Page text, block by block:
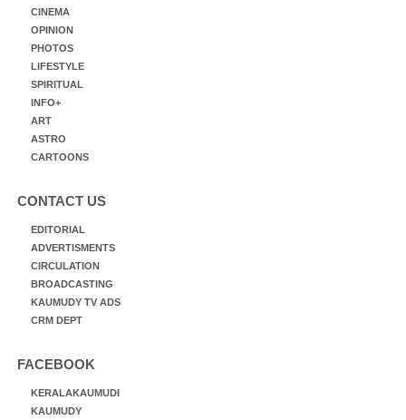
CINEMA
OPINION
PHOTOS
LIFESTYLE
SPIRITUAL
INFO+
ART
ASTRO
CARTOONS
CONTACT US
EDITORIAL
ADVERTISMENTS
CIRCULATION
BROADCASTING
KAUMUDY TV ADS
CRM DEPT
FACEBOOK
KERALAKAUMUDI
KAUMUDY